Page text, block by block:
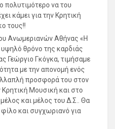
πολυτιμότερο να του
κάμει για την Κρητική
τους!!
Ανωμεριανών Αθήνας «Η
θρόνο της καρδιάς
Γεώργιο Γκόγκα, τιμήσαμε
με την απονομή ενός
προσφορά του στον
Μουσική και στο
και μέλος του Δ.Σ.. Θα
και συγχωριανό για